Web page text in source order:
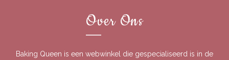
Over Ons
Baking Queen is een webwinkel die gespecialiseerd is in de